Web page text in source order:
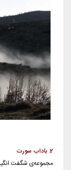
2. باداب سورت
مجموعه‌ی شگفت